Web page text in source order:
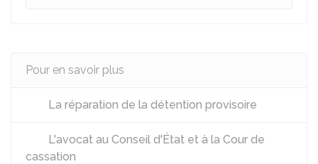
Pour en savoir plus
La réparation de la détention provisoire
L'avocat au Conseil d'État et à la Cour de
cassation